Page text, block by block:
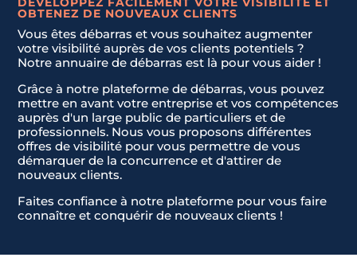
OBTENEZ DE NOUVEAUX CLIENTS
Vous êtes débarras et vous souhaitez augmenter
votre visibilité auprès de vos clients potentiels ?
Notre annuaire de débarras est là pour vous aider !
Grâce à notre plateforme de débarras, vous pouvez
mettre en avant votre entreprise et vos compétences
auprès d'un large public de particuliers et de
professionnels. Nous vous proposons différentes
offres de visibilité pour vous permettre de vous
démarquer de la concurrence et d'attirer de
nouveaux clients.
Faites confiance à notre plateforme pour vous faire
connaître et conquérir de nouveaux clients !
JE NE SAIS PAS
a
t
e
+
1
Envoyer la demande